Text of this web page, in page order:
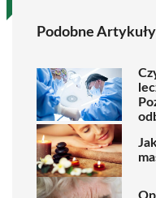
Podobne Artykuły